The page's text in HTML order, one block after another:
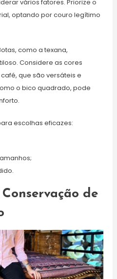
vários fatores. Priorize o
optando por couro legítimo
como a texana,
Considere as cores
que são versáteis e
o bico quadrado, pode
escolhas eficazes:
de